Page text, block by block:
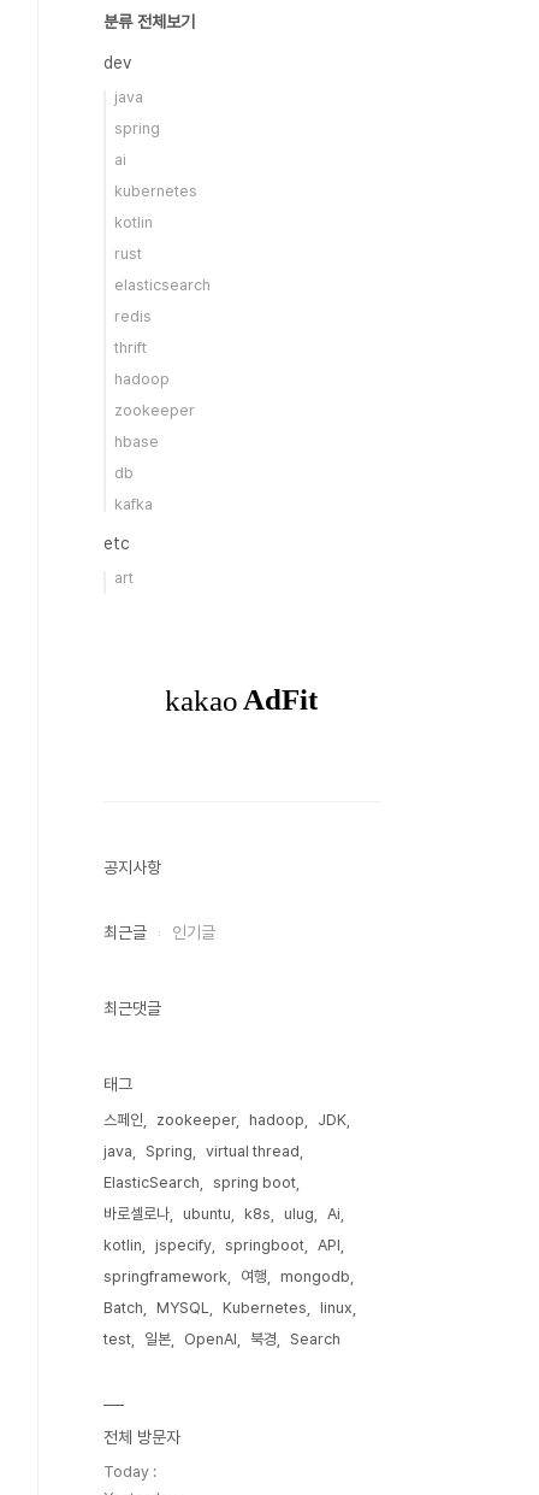
분류 전체보기
dev
java
spring
ai
kubernetes
kotlin
rust
elasticsearch
redis
thrift
hadoop
zookeeper
hbase
db
kafka
etc
art
공지사항
최근글 인기글
최근댓글
태그
스페인 zookeeper hadoop
JDK
java
Spring
virtual thread
ElasticSearch
spring boot
바로셀로나
ubuntu k8s ulug
Ai
kotlin
jspecify springboot
API
springframework
여행
mongodb
Batch
MYSQL Kubernetes
linux
test
일본 OpenAI 북경 Search
전체 방문자
Today :